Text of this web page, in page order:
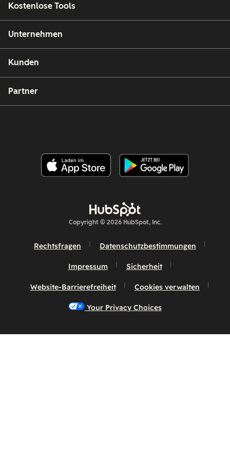
Kostenlose Tools
Unternehmen
Kunden
Partner
Copyright © 2026 HubSpot, Inc.
Rechtsfragen Datenschutzbestimmungen
Impressum Sicherheit
Website-Barrierefreiheit Cookies verwalten
Your Privacy Choices